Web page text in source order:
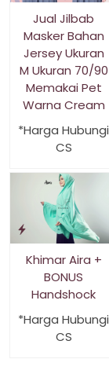
Jual Jilbab
Masker Bahan
Jersey Ukuran
M Ukuran 70/90
Memakai Pet
Warna Cream
*Harga Hubungi
CS
Khimar Aira +
BONUS
Handshock
*Harga Hubungi
CS